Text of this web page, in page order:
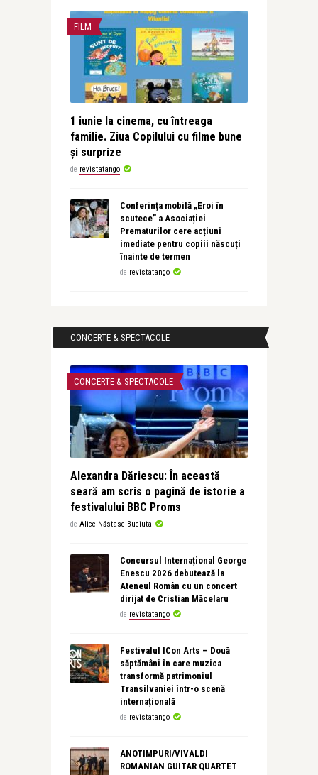
FILM
1 iunie la cinema, cu întreaga
familie. Ziua Copilului cu filme bune
și surprize
de revistatango
Conferința mobilă „Eroi în
scutece” a Asociației
Prematurilor cere acțiuni
imediate pentru copiii născuți
înainte de termen
de revistatango
CONCERTE & SPECTACOLE
CONCERTE & SPECTACOLE
Alexandra Dăriescu: În această
seară am scris o pagină de istorie a
festivalului BBC Proms
de Alice Năstase Buciuta
Concursul Internațional George
Enescu 2026 debutează la
Ateneul Român cu un concert
dirijat de Cristian Măcelaru
de revistatango
Festivalul ICon Arts – Două
săptămâni în care muzica
transformă patrimoniul
Transilvaniei într-o scenă
internațională
de revistatango
ANOTIMPURI/VIVALDI
ROMANIAN GUITAR QUARTET